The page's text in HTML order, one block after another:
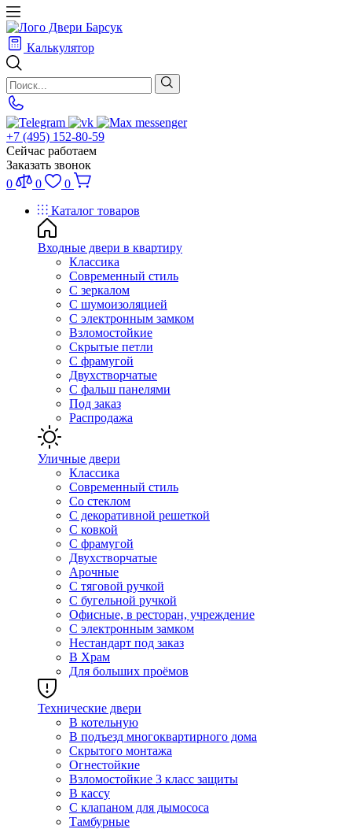
Калькулятор
+7 (495) 152-80-59
Сейчас работаем
Заказать звонок
0
0
0
Каталог товаров
Входные двери в квартиру
Классика
Современный стиль
С зеркалом
С шумоизоляцией
С электронным замком
Взломостойкие
Скрытые петли
С фрамугой
Двухстворчатые
С фальш панелями
Под заказ
Распродажа
Уличные двери
Классика
Современный стиль
Со стеклом
С декоративной решеткой
С ковкой
С фрамугой
Двухстворчатые
Арочные
С тяговой ручкой
С бугельной ручкой
Офисные, в ресторан, учреждение
С электронным замком
Нестандарт под заказ
В Храм
Для больших проёмов
Технические двери
В котельную
В подъезд многоквартирного дома
Скрытого монтажа
Огнестойкие
Взломостойкие 3 класс защиты
В кассу
С клапаном для дымососа
Тамбурные